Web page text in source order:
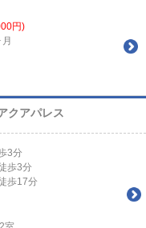
円)
クアパレス
3分
歩3分
歩17分